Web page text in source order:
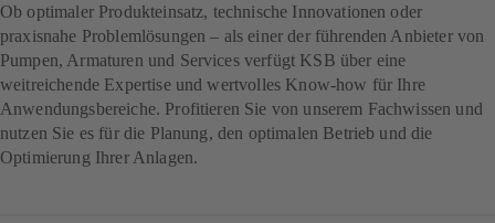
Ob optimaler Produkteinsatz, technische Innovationen oder
praxisnahe Problemlösungen – als einer der führenden Anbieter von
Pumpen, Armaturen und Services verfügt KSB über eine
weitreichende Expertise und wertvolles Know-how für Ihre
Anwendungsbereiche. Profitieren Sie von unserem Fachwissen und
nutzen Sie es für die Planung, den optimalen Betrieb und die
Optimierung Ihrer Anlagen.